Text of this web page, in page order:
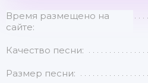
Время размещено на
сайте:
Качество песни:
Размер песни: